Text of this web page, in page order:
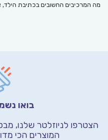
מה המרכיבים החשובים בכתיבת
בואו
הצטרפו לניוזלטר שלנו,
המוצרים הכי